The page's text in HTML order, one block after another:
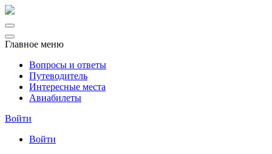
Главное меню
Вопросы и ответы
Путеводитель
Интересные места
Авиабилеты
Войти
Войти